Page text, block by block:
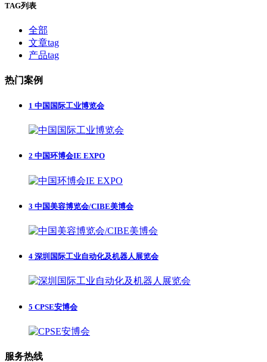
TAG列表
全部
文章tag
产品tag
热门案例
1 中国国际工业博览会
2 中国环博会IE EXPO
3 中国美容博览会/CIBE美博会
4 深圳国际工业自动化及机器人展览会
5 CPSE安博会
服务热线